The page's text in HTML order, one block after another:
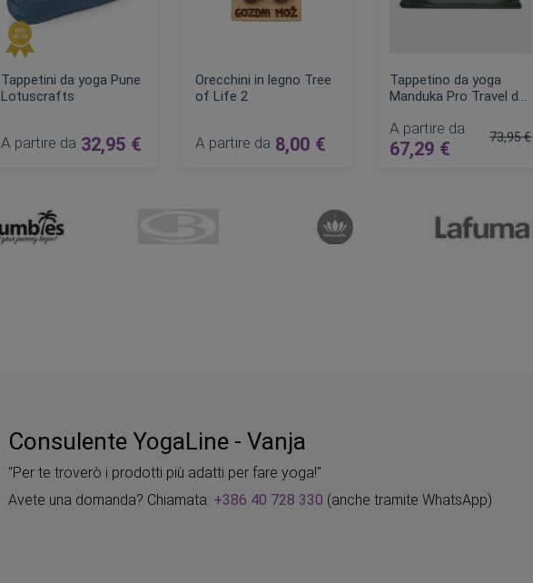
Tappetini da yoga Pune
Lotuscrafts
A partire da 32,95 €
Orecchini in legno Tree
of Life 2
A partire da 8,00 €
Tappetino da yoga
Manduka Pro Travel da
A partire da
67,29 €
73,95 €
Consulente YogaLine - Vanja
"Per te troverò i prodotti più adatti per fare yoga!"
Avete una domanda? Chiamata: +386 40 728 330 (anche tramite WhatsApp)